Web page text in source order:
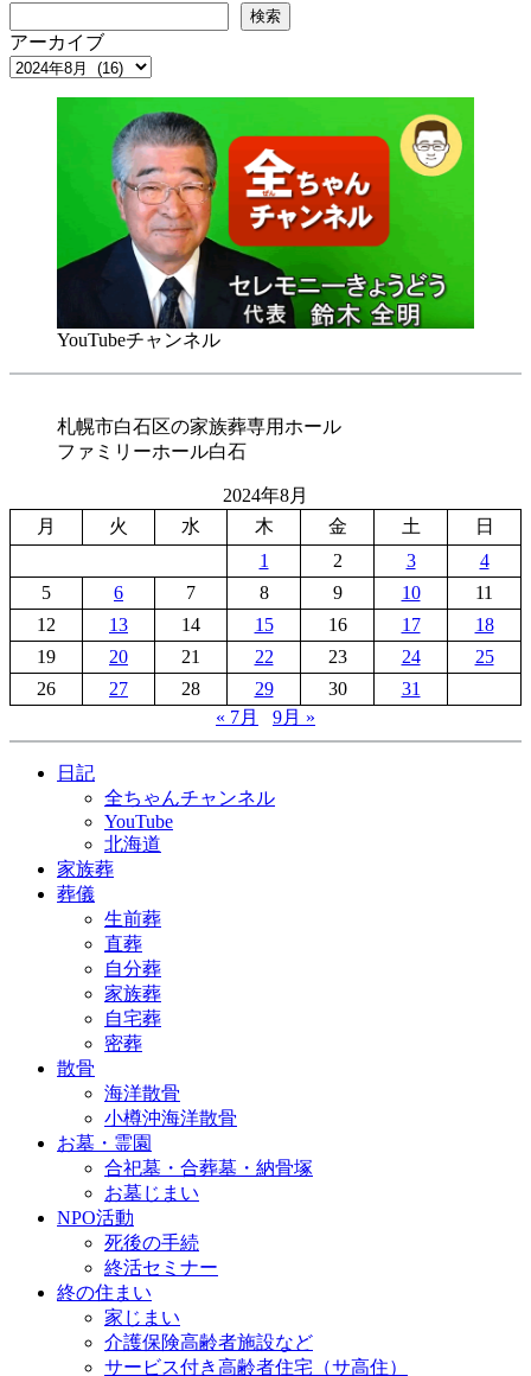
検索
アーカイブ
YouTubeチャンネル
札幌市白石区の家族葬専用ホール
ファミリーホール白石
2024年8月
月
火 水 木 金 土
日
1
2 3
4
5
6 7 8 9 10
11
12
13 14 15 16 17
18
19
20 21 22 23 24
25
26
27 28 29 30
31
« 7月
9月 »
日記
全ちゃんチャンネル
YouTube
北海道
家族葬
葬儀
生前葬
直葬
自分葬
家族葬
自宅葬
密葬
散骨
海洋散骨
小樽沖海洋散骨
お墓・霊園
合祀墓・合葬墓・納骨塚
お墓じまい
NPO活動
死後の手続
終活セミナー
終の住まい
家じまい
介護保険高齢者施設など
サービス付き高齢者住宅（サ高住）